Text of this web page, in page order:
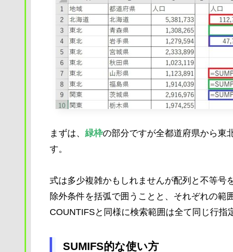
まずは、 緑枠の部分ですが全都道府県から東
す。
式は多少複雑かもしれませんが配列と不等号
除外条件を括弧で囲うことと、それぞれの範
COUNTIFSと同様に検索範囲は全て同じ行指
SUMIFS的な使い方